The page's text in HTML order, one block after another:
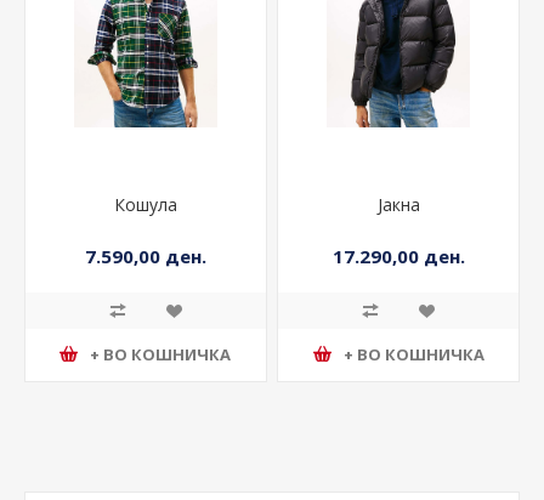
Кошула
7.590,00 ден.
Јакна
17.290,00 ден.